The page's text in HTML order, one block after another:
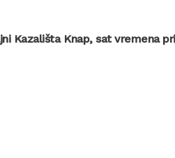
Kazališta Knap, sat vremena